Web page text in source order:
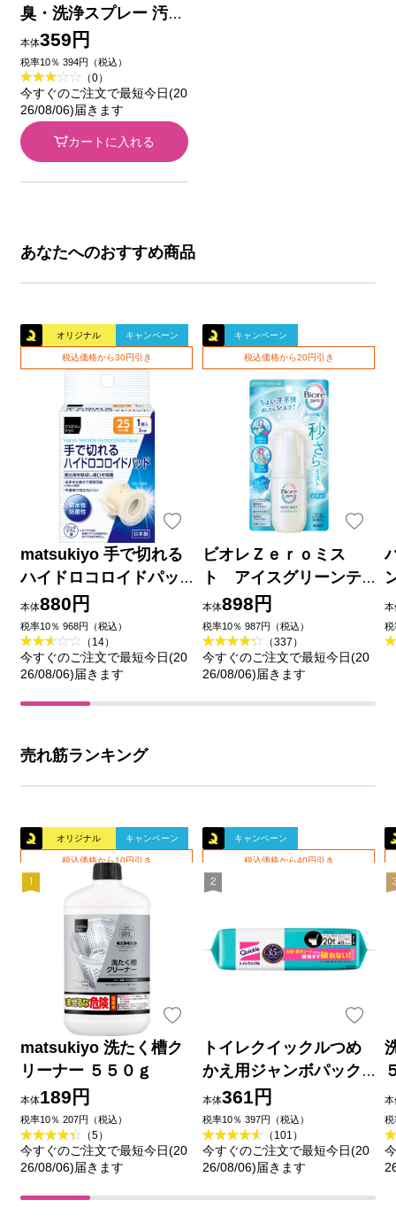
臭・洗浄スプレー 汚れ
予防プラス シトラスミ
ントの香り 本体 ３５
０ｍｌ 花王
本体359円
税率10％ 394円（税込）
（0）
今すぐのご注文で最短今日(20
26/08/06)届きます
カートに入れる
あなたへのおすすめ商品
オリジナル キャンペーン
税込価格から30円引き
matsukiyo 手で切れる
ハイドロコロイドパッ
ド ２５ｍｍ×３ｍ巻
本体880円
税率10％ 968円（税込）
（14）
今すぐのご注文で最短今日(20
26/08/06)届きます
キャンペーン
税込価格から20円引き
ビオレＺｅｒｏミス
ト アイスグリーンテ
ィーの香り ６０ｍＬ 花
王
本体898円
税率10％ 987円（税込）
（337）
今すぐのご注文で最短今日(20
26/08/06)届きます
本
税
売れ筋ランキング
オリジナル キャンペーン
税込価格から10円引き
matsukiyo 洗たく槽ク
リーナー ５５０ｇ
本体189円
税率10％ 207円（税込）
（5）
今すぐのご注文で最短今日(20
26/08/06)届きます
キャンペーン
税込価格から40円引き
トイレクイックルつめ
かえ用ジャンボパック
２０マイ 花王
本体361円
税率10％ 397円（税込）
（101）
今すぐのご注文で最短今日(20
26/08/06)届きます
本
税